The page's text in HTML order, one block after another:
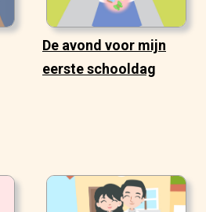
De avond voor mijn
eerste schooldag